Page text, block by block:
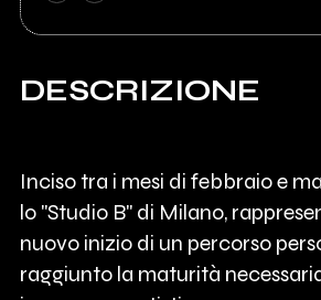
DESCRIZIONE
Inciso tra i mesi di febbraio e
lo "Studio B" di Milano,
nuovo inizio di un percorso
raggiunto la maturità